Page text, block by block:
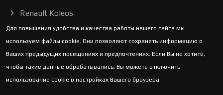
Renault Koleos
Для повышения удобства и качества работы нашего сайта мы
используем файлы cookie. Они позволяют сохранять информацию о
Ваших предыдущих посещениях и предпочтениях. Если Вы не хотите,
чтобы такие данные обрабатывались, Вы можете отключить
использование cookie в настройках Вашего браузера.